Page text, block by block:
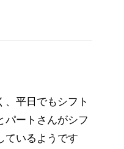
平日でもシフト
ートさんがシフ
ているようです